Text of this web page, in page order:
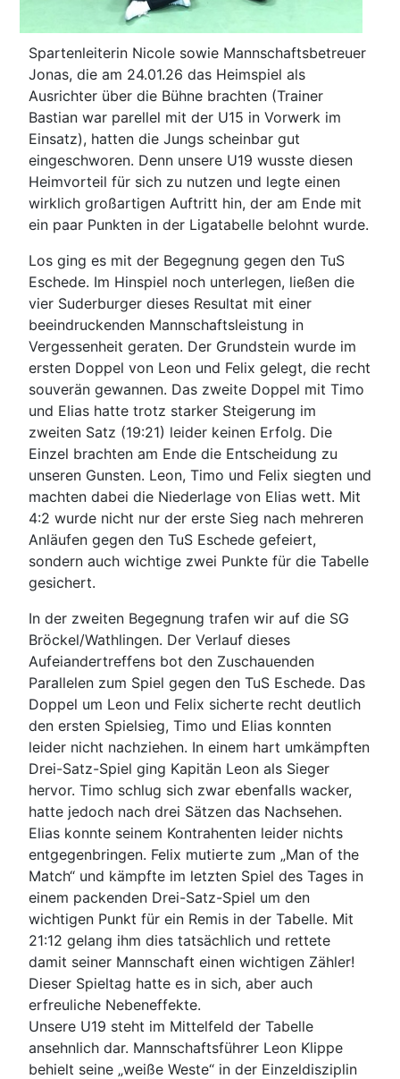
Spartenleiterin Nicole sowie Mannschaftsbetreuer
Jonas, die am 24.01.26 das Heimspiel als
Ausrichter über die Bühne brachten (Trainer
Bastian war parellel mit der U15 in Vorwerk im
Einsatz), hatten die Jungs scheinbar gut
eingeschworen. Denn unsere U19 wusste diesen
Heimvorteil für sich zu nutzen und legte einen
wirklich großartigen Auftritt hin, der am Ende mit
ein paar Punkten in der Ligatabelle belohnt wurde.
Los ging es mit der Begegnung gegen den TuS
Eschede. Im Hinspiel noch unterlegen, ließen die
vier Suderburger dieses Resultat mit einer
beeindruckenden Mannschaftsleistung in
Vergessenheit geraten. Der Grundstein wurde im
ersten Doppel von Leon und Felix gelegt, die recht
souverän gewannen. Das zweite Doppel mit Timo
und Elias hatte trotz starker Steigerung im
zweiten Satz (19:21) leider keinen Erfolg. Die
Einzel brachten am Ende die Entscheidung zu
unseren Gunsten. Leon, Timo und Felix siegten und
machten dabei die Niederlage von Elias wett. Mit
4:2 wurde nicht nur der erste Sieg nach mehreren
Anläufen gegen den TuS Eschede gefeiert,
sondern auch wichtige zwei Punkte für die Tabelle
gesichert.
In der zweiten Begegnung trafen wir auf die SG
Bröckel/Wathlingen. Der Verlauf dieses
Aufeiandertreffens bot den Zuschauenden
Parallelen zum Spiel gegen den TuS Eschede. Das
Doppel um Leon und Felix sicherte recht deutlich
den ersten Spielsieg, Timo und Elias konnten
leider nicht nachziehen. In einem hart umkämpften
Drei-Satz-Spiel ging Kapitän Leon als Sieger
hervor. Timo schlug sich zwar ebenfalls wacker,
hatte jedoch nach drei Sätzen das Nachsehen.
Elias konnte seinem Kontrahenten leider nichts
entgegenbringen. Felix mutierte zum „Man of the
Match“ und kämpfte im letzten Spiel des Tages in
einem packenden Drei-Satz-Spiel um den
wichtigen Punkt für ein Remis in der Tabelle. Mit
21:12 gelang ihm dies tatsächlich und rettete
damit seiner Mannschaft einen wichtigen Zähler!
Dieser Spieltag hatte es in sich, aber auch
erfreuliche Nebeneffekte.
Unsere U19 steht im Mittelfeld der Tabelle
ansehnlich dar. Mannschaftsführer Leon Klippe
behielt seine „weiße Weste“ in der Einzeldisziplin